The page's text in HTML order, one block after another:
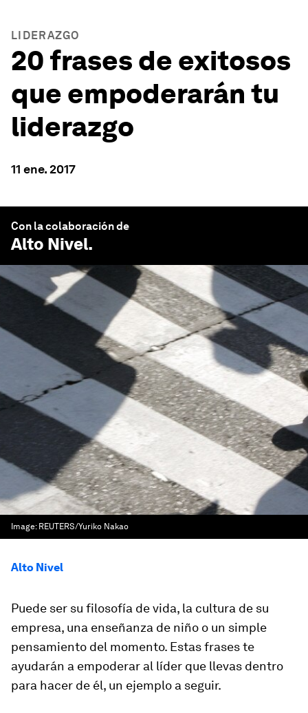
LIDERAZGO
20 frases de exitosos
que empoderarán tu
liderazgo
11 ene. 2017
Con la colaboración de
Alto Nivel.
Image: REUTERS/Yuriko Nakao
Alto Nivel
Puede ser su filosofía de vida, la cultura de su
empresa, una enseñanza de niño o un simple
pensamiento del momento. Estas frases te
ayudarán a empoderar al líder que llevas dentro
para hacer de él, un ejemplo a seguir.